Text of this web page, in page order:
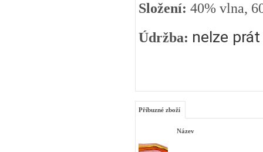
Složení: 40% vlna,
Údržba: nelze
Příbuzné zboží
Název